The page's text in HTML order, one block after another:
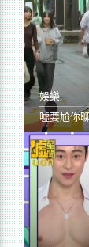
娛樂
噓要尬你